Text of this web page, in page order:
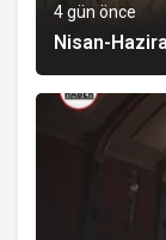
4 gün önce
Nisan-